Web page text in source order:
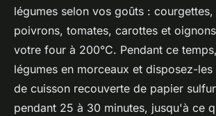
légumes selon vos goûts :
poivrons, tomates, carottes et
votre four à 200°C. Pendant ce
légumes en morceaux et disposez-
de cuisson recouverte de papier
pendant 25 à 30 minutes, jusqu'à ce